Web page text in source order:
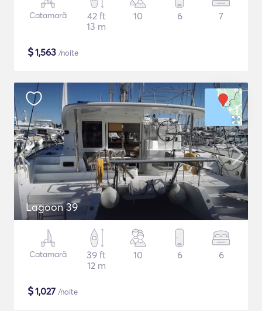
Catamarã
42 ft
13 m
10 6 7
$1,563 /noite
Lagoon 39
Catamarã
39 ft
12 m
10 6 6
$1,027 /noite